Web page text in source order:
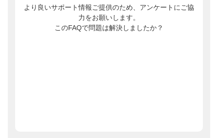
より良いサポート情報ご提供のため、アンケートにご協
力をお願いします。
このFAQで問題は解決しましたか？